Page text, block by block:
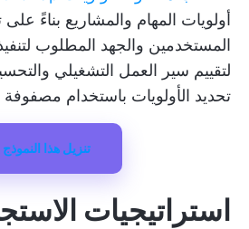
أولويات المهام والمشاريع بناءً على
المستخدمين والجهد المطلوب
لتقييم سير العمل التشغيلي
تحديد الأولويات باستخدام مصفوفة 3×3.
تنزيل هذا النموذج
استراتيجيات